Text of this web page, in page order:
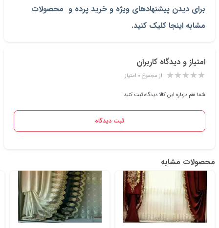
برای دیدن پیشنهادهای ویژه و خرید پرده و محصولات
مشابه اینجا کلیک کنید.
امتیاز و دیدگاه کاربران
از مجموع ۰ امتیاز
شما هم درباره این کالا دیدگاه ثبت کنید
ثبت دیدگاه
محصولات مشابه